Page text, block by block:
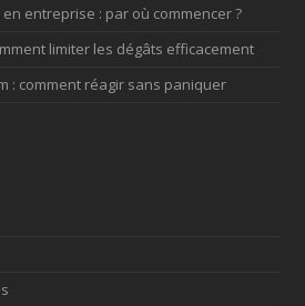
entreprise : par où commencer ?
limiter les dégâts efficacement
: comment réagir sans paniquer